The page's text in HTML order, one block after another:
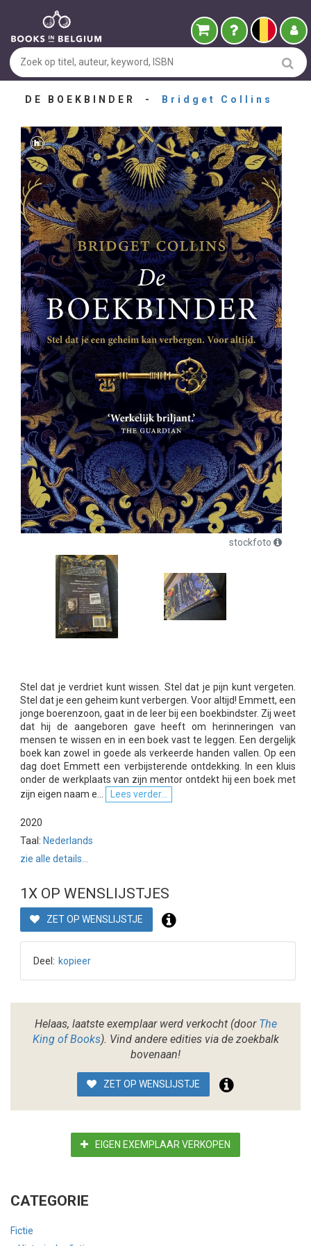
DE BOEKBINDER - Bridget Collins
stockfoto
Stel dat je verdriet kunt wissen. Stel dat je pijn kunt vergeten.
Stel dat je een geheim kunt verbergen. Voor altijd! Emmett, een
jonge boerenzoon, gaat in de leer bij een boekbindster. Zij weet
dat hij de aangeboren gave heeft om herinneringen van
mensen te wissen en in een boek vast te leggen. Een dergelijk
boek kan zowel in goede als verkeerde handen vallen. Op een
dag doet Emmett een verbijsterende ontdekking. In een kluis
onder de werkplaats van zijn mentor ontdekt hij een boek met
zijn eigen naam e...
Lees verder...
2020
Taal: Nederlands
zie alle details...
1X OP WENSLIJSTJES
ZET OP WENSLIJSTJE
Deel: kopieer
Helaas, laatste exemplaar werd verkocht (door The
King of Books). Vind andere edities via de zoekbalk
bovenaan!
ZET OP WENSLIJSTJE
EIGEN EXEMPLAAR VERKOPEN
CATEGORIE
Fictie